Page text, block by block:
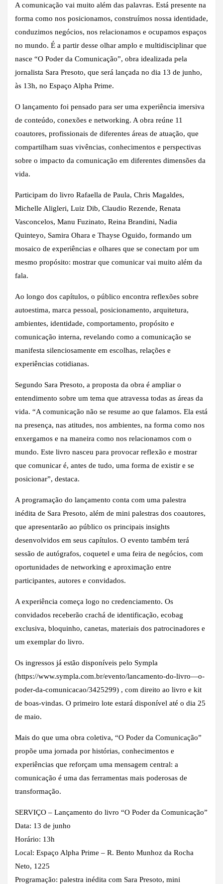
A comunicação vai muito além das palavras. Está presente na
forma como nos posicionamos, construímos nossa identidade,
conduzimos negócios, nos relacionamos e ocupamos espaços
no mundo. É a partir desse olhar amplo e multidisciplinar que
nasce “O Poder da Comunicação”, obra idealizada pela
jornalista Sara Presoto, que será lançada no dia 13 de junho,
às 13h, no Espaço Alpha Prime.
O lançamento foi pensado para ser uma experiência imersiva
de conteúdo, conexões e networking. A obra reúne 11
coautores, profissionais de diferentes áreas de atuação, que
compartilham suas vivências, conhecimentos e perspectivas
sobre o impacto da comunicação em diferentes dimensões da
vida.
Participam do livro Rafaella de Paula, Chris Magaldes,
Michelle Aligleri, Luiz Dib, Claudio Rezende, Renata
Vasconcelos, Manu Fuzinato, Reina Brandini, Nadia
Quinteyo, Samira Ohara e Thayse Oguido, formando um
mosaico de experiências e olhares que se conectam por um
mesmo propósito: mostrar que comunicar vai muito além da
fala.
Ao longo dos capítulos, o público encontra reflexões sobre
autoestima, marca pessoal, posicionamento, arquitetura,
ambientes, identidade, comportamento, propósito e
comunicação interna, revelando como a comunicação se
manifesta silenciosamente em escolhas, relações e
experiências cotidianas.
Segundo Sara Presoto, a proposta da obra é ampliar o
entendimento sobre um tema que atravessa todas as áreas da
vida. “A comunicação não se resume ao que falamos. Ela está
na presença, nas atitudes, nos ambientes, na forma como nos
enxergamos e na maneira como nos relacionamos com o
mundo. Este livro nasceu para provocar reflexão e mostrar
que comunicar é, antes de tudo, uma forma de existir e se
posicionar”, destaca.
A programação do lançamento conta com uma palestra
inédita de Sara Presoto, além de mini palestras dos coautores,
que apresentarão ao público os principais insights
desenvolvidos em seus capítulos. O evento também terá
sessão de autógrafos, coquetel e uma feira de negócios, com
oportunidades de networking e aproximação entre
participantes, autores e convidados.
A experiência começa logo no credenciamento. Os
convidados receberão crachá de identificação, ecobag
exclusiva, bloquinho, canetas, materiais dos patrocinadores e
um exemplar do livro.
Os ingressos já estão disponíveis pelo Sympla
(https://www.sympla.com.br/evento/lancamento-do-livro—o-
poder-da-comunicacao/3425299) , com direito ao livro e kit
de boas-vindas. O primeiro lote estará disponível até o dia 25
de maio.
Mais do que uma obra coletiva, “O Poder da Comunicação”
propõe uma jornada por histórias, conhecimentos e
experiências que reforçam uma mensagem central: a
comunicação é uma das ferramentas mais poderosas de
transformação.
SERVIÇO – Lançamento do livro “O Poder da Comunicação”
Data: 13 de junho
Horário: 13h
Local: Espaço Alpha Prime – R. Bento Munhoz da Rocha
Neto, 1225
Programação: palestra inédita com Sara Presoto, mini